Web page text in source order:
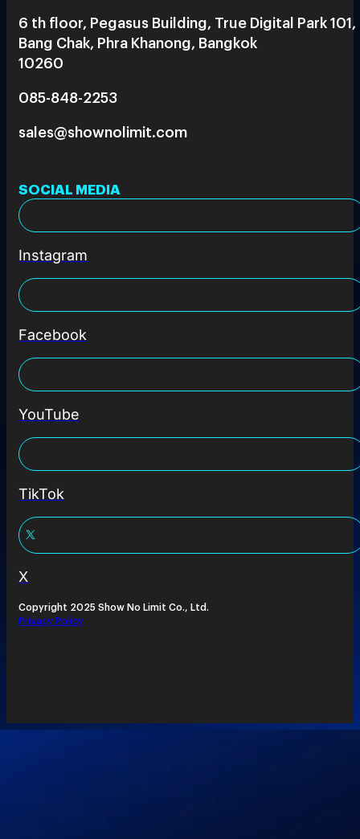
6 th floor, Pegasus Building, True Digital Park 101,
Bang Chak, Phra Khanong, Bangkok
10260
085-848-2253
sales@shownolimit.com
SOCIAL MEDIA
Instagram
Facebook
YouTube
TikTok
X
Copyright 2025 Show No Limit Co., Ltd.
Privacy Policy